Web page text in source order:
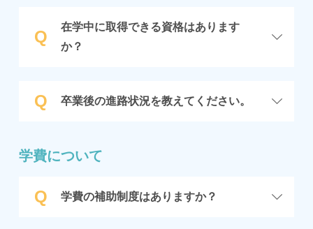
Q
在学中に取得できる資格はあります
か？
Q 卒業後の進路状況を教えてください。
学費について
Q 学費の補助制度はありますか？